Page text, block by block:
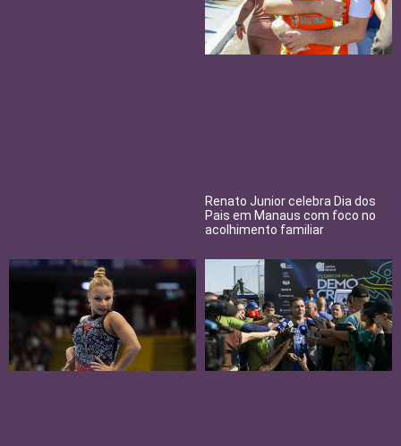
Renato Junior celebra Dia dos
Pais em Manaus com foco no
acolhimento familiar